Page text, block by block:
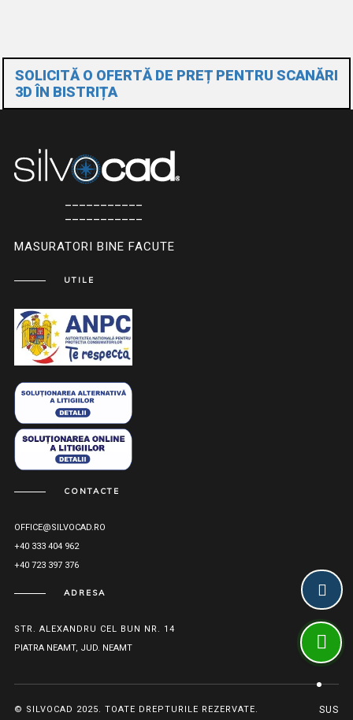
SOLICITĂ O OFERTĂ DE PREȚ PENTRU SCANĂRI
3D ÎN BISTRIȚA
MASURATORI BINE FACUTE
UTILE
CONTACTE
OFFICE@SILVOCAD.RO
+40 333 404 962
+40 723 397 376
ADRESA
STR. ALEXANDRU CEL BUN NR. 14
PIATRA NEAMT, JUD. NEAMT
© SILVOCAD 2025. TOATE DREPTURILE REZERVATE. SUS